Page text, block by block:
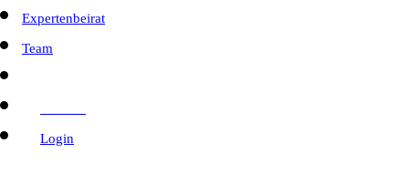
Expertenbeirat
Team
Login